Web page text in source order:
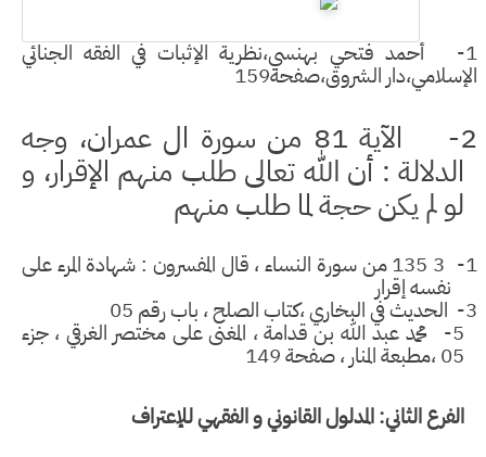
أحمد فتحي بهنسي،نظرية الإثبات في الفقه الجنائي
الشروق،صفحة159
الآية 81 من سو رة ال عمران،وجه
: أن الله تعالى طلب منهم الإقرار،و
لم يكن حجة لما طلب منهم
3 135 من سورة النساء ، قال المفسرون : شهادة المرء على
نفسه إقرار
محمد عبد الله بن قدامة ، المغنى على مختصر الغرقي ، جزء
الثاني: المدلول القانوني و الفقهي للإعتراف